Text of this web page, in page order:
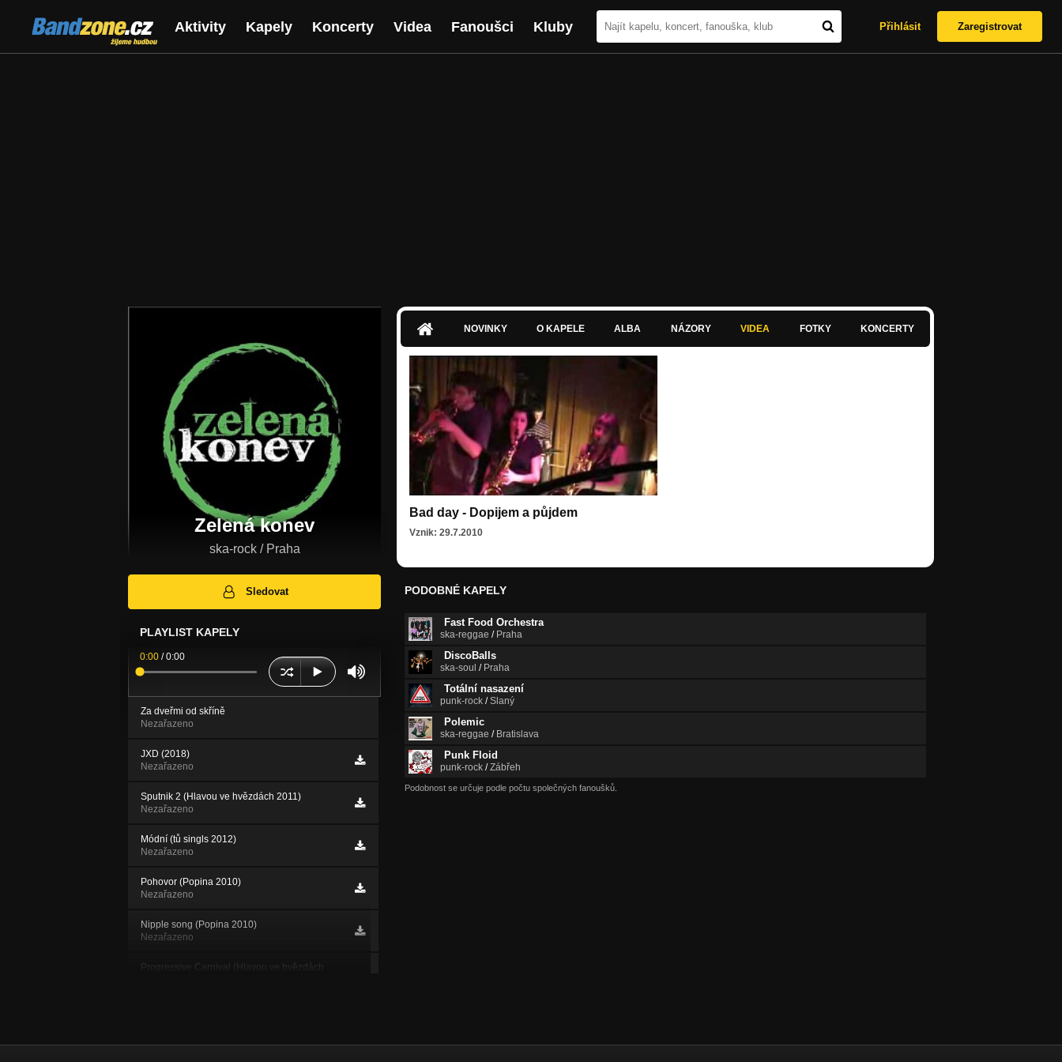
Bandzone.cz
žijeme hudbou
Aktivity Kapely Koncerty Videa Fanoušci Kluby Přihlásit Zaregistrovat
Zelená konev
ska-rock / Praha
Sledovat
PLAYLIST KAPELY
0:00 /0:00
Za dveřmi od skříně
Nezařazeno
JXD (2018)
Nezařazeno
Sputnik 2 (Hlavou ve hvězdách 2011)
Nezařazeno
Módní (tů singls 2012)
Nezařazeno
Pohovor (Popina 2010)
Nezařazeno
Nipple song (Popina 2010)
Nezařazeno
Progressive Carnival (Hlavou ve hvězdách
NOVINKY O KAPELE ALBA NÁZORY VIDEA FOTKY KONCERTY
Bad day - Dopijem a půjdem
Vznik: 29.7.2010
PODOBNÉ KAPELY
Fast Food Orchestra
ska-reggae / Praha
DiscoBalls
ska-soul / Praha
Totální nasazení
punk-rock /Slaný
Polemic
ska-reggae / Bratislava
Punk Floid
punk-rock /Zábřeh
Podobnost se určuje podle počtu společných fanoušků.